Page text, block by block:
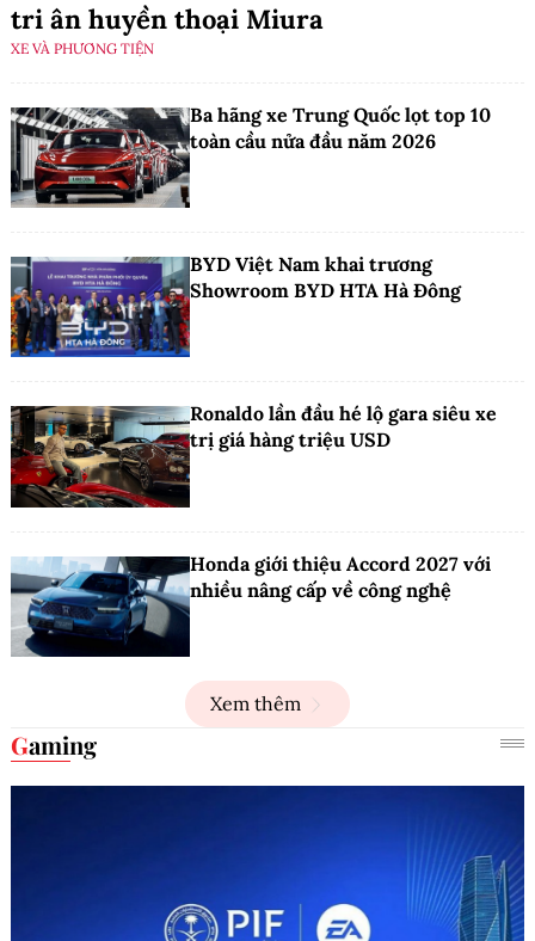
tri ân huyền thoại Miura
XE VÀ PHƯƠNG TIỆN
Ba hãng xe Trung Quốc lọt top 10
toàn cầu nửa đầu năm 2026
BYD Việt Nam khai trương
Showroom BYD HTA Hà Đông
Ronaldo lần đầu hé lộ gara siêu xe
trị giá hàng triệu USD
Honda giới thiệu Accord 2027 với
nhiều nâng cấp về công nghệ
Xem thêm
Gaming